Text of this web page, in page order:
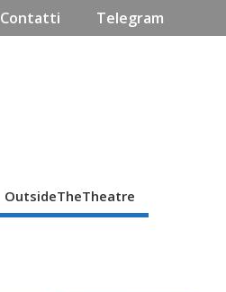
Contatti Telegram
OutsideTheTheatre